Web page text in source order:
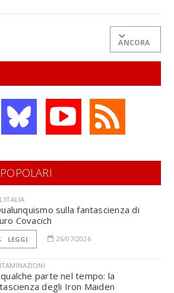
ANCORA
sulla fantascienza di
Covacich
LEGGI 26/07/2026
parte nel tempo: la
degli Iron Maiden